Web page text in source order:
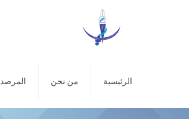
الرئيسية من نحن المرصد